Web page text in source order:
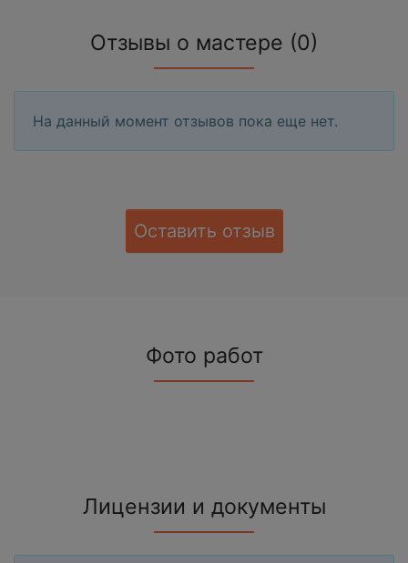
Отзывы о мастере (0)
На данный момент отзывов пока еще нет.
Оставить отзыв
Фото работ
Лицензии и документы